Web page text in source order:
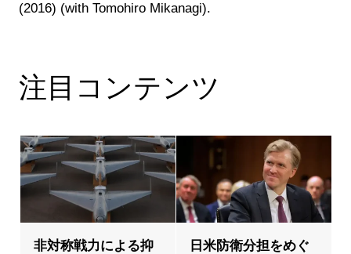
(2016) (with Tomohiro Mikanagi).
注目コンテンツ
非対称戦力による抑
日米防衛分担をめぐ